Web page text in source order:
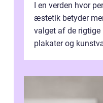
I en verden hvor
æstetik betyder
valget af de rigtige
plakater og